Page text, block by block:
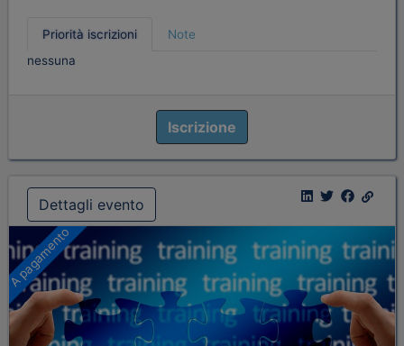
Priorità iscrizioni
Note
nessuna
Iscrizione
Dettagli evento
A pagamento